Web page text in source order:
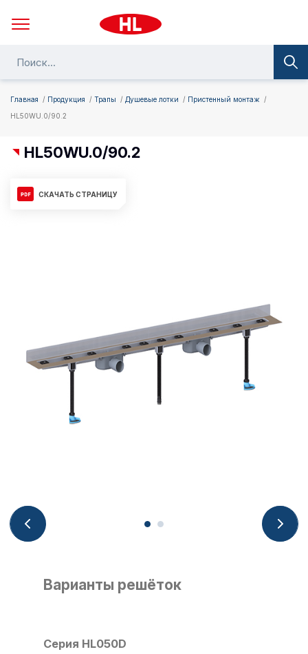
Главная Продукция Трапы Душевые лотки
Пристенный монтаж
HL50WU.0/90.2
Варианты решёток
Серия HL050D
HL50WU.0/90.2
СКАЧАТЬ СТРАНИЦУ